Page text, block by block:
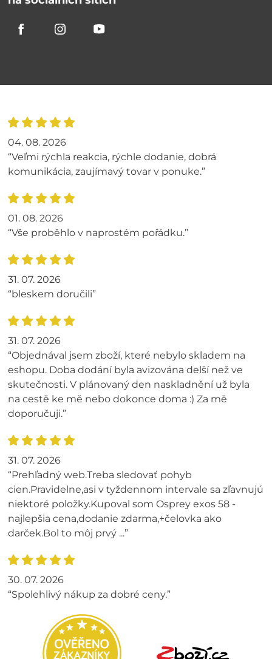
04. 08. 2026
“Veľmi rýchla reakcia, rýchle dodanie, dobrá
komunikácia, zaujímavý tovar v ponuke.”
01. 08. 2026
“Vše proběhlo v naprostém pořádku.”
31. 07. 2026
“bleskem doručili”
31. 07. 2026
“Objednával jsem zboží, které nebylo skladem na
eshopu. Doba dodání byla avizována delší než ve
skutečnosti. V plánovaný den naskladnění už byla
na cestě ke mě nebo dokonce doma :) Za mě
doporučuji.”
31. 07. 2026
“Prehľadný web.Treba sledovať pohyb
cien.Pravidelne,asi v tyždennom intervale sa zľavnujú
niektoré položky.Kupoval som Osprey exos 58 -
najlepšia cena,dodanie zdarma,+čelovka ako
darček.Bol to môj prvý ...”
30. 07. 2026
“Spolehlivý nákup za dobré ceny.”